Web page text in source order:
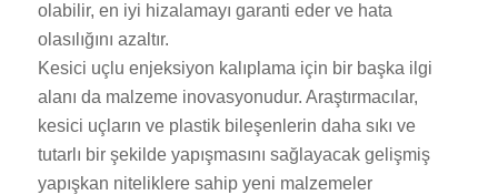
olabilir, en iyi hizalamayı garanti eder ve hata
olasılığını azaltır.
Kesici uçlu enjeksiyon kalıplama için bir başka ilgi
alanı da malzeme inovasyonudur. Araştırmacılar,
kesici uçların ve plastik bileşenlerin daha sıkı ve
tutarlı bir şekilde yapışmasını sağlayacak gelişmiş
yapışkan niteliklere sahip yeni malzemeler